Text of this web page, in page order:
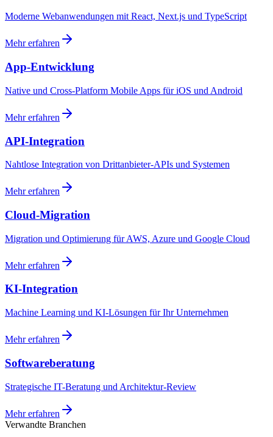
Moderne Webanwendungen mit React, Next.js und TypeScript
Mehr erfahren
App-Entwicklung
Native und Cross-Platform Mobile Apps für iOS und Android
Mehr erfahren
API-Integration
Nahtlose Integration von Drittanbieter-APIs und Systemen
Mehr erfahren
Cloud-Migration
Migration und Optimierung für AWS, Azure und Google Cloud
Mehr erfahren
KI-Integration
Machine Learning und KI-Lösungen für Ihr Unternehmen
Mehr erfahren
Softwareberatung
Strategische IT-Beratung und Architektur-Review
Mehr erfahren
Verwandte Branchen